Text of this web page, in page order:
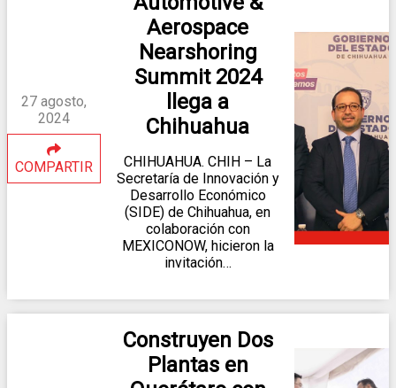
27 agosto,
2024
COMPARTIR
Aerospace
Nearshoring
Summit 2024
llega a
Chihuahua
CHIHUAHUA. CHIH – La
Secretaría de Innovación y
Desarrollo Económico
(SIDE) de Chihuahua, en
colaboración con
MEXICONOW, hicieron la
invitación…
Construyen Dos
Plantas en